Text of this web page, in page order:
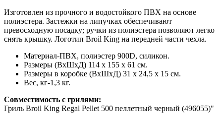
Изготовлен из прочного и водостойкого ПВХ на основе
полиэстера. Застежки на липучках обеспечивают
превосходную посадку; ручки из полиэстера позволяют легко
снять крышку. Логотип Broil King на передней части чехла.
Материал-ПВХ, полиэстер 900D, силикон.
Размеры (ВхШхД) 114 х 155 х 61 см.
Размеры в коробке (ВхШхД) 31 х 24,5 х 15 см.
Вес, кг-1,3 кг.
Совместимость с грилями:
Гриль Broil King Regal Pellet 500 пеллетный черный (496055)"